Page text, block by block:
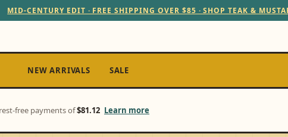
MID-CENTURY EDIT · FREE SHIPPING OVER $85 · SHOP TEAK &
NEW ARRIVALS SALE
free payments of$81.12 Learn more